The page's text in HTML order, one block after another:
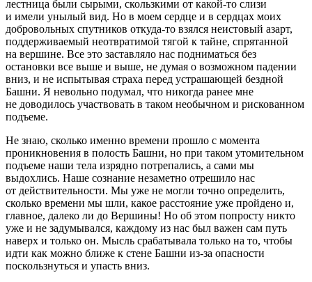
лестница были сырыми, скользкими от какой-то слизи
и имели унылый вид. Но в моем сердце и в сердцах моих
добровольных спутников откуда-то взялся неистовый азарт,
поддерживаемый неотвратимой тягой к тайне, спрятанной
на вершине. Все это заставляло нас подниматься без
остановки все выше и выше, не думая о возможном падении
вниз, и не испытывая страха перед устрашающей бездной
Башни. Я невольно подумал, что никогда ранее мне
не доводилось участвовать в таком необычном и рискованном
подъеме.
Не знаю, сколько именно времени прошло с момента
проникновения в полость Башни, но при таком утомительном
подъеме наши тела изрядно потрепались, а сами мы
выдохлись. Наше сознание незаметно отрешило нас
от действительности. Мы уже не могли точно определить,
сколько времени мы шли, какое расстояние уже пройдено и,
главное, далеко ли до Вершины! Но об этом попросту никто
уже и не задумывался, каждому из нас был важен сам путь
наверх и только он. Мысль срабатывала только на то, чтобы
идти как можно ближе к стене Башни из-за опасности
поскользнуться и упасть вниз.